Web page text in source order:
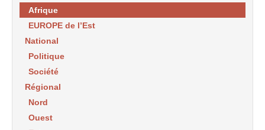
Afrique
EUROPE de l’Est
National
Politique
Société
Régional
Nord
Ouest